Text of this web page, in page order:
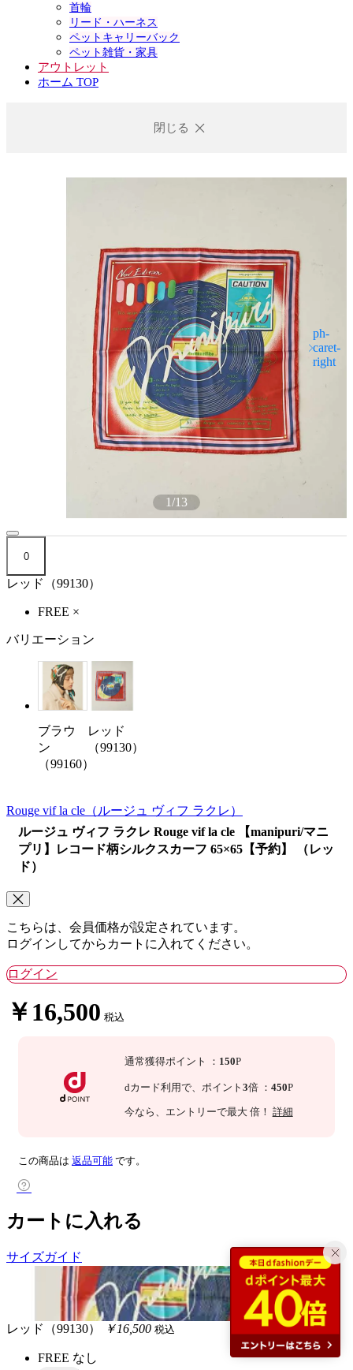
首輪
リード・ハーネス
ペットキャリーバック
ペット雑貨・家具
アウトレット
ホーム TOP
閉じる
1/13
0
レッド（99130）
FREE ×
バリエーション
ブラウ
ン
（99160）
レッド
（99130）
Rouge vif la cle （ルージュ ヴィフ ラクレ）
ルージュ ヴィフ ラクレ Rouge vif la cle 【manipuri/マニ
プリ】レコード柄シルクスカーフ 65×65【予約】 （レッ
ド）
こちらは、会員価格が設定されています。
ログインしてからカートに入れてください。
ログイン
￥16,500 税込
通常獲得ポイント ： 150P
dカード利用で、 ポイント 3倍 ： 450P
今なら 、エントリーで最大 倍！ 詳細
この商品は 返品可能 です。
カートに入れる
サイズガイド
レッド（99130） ￥16,500 税込
FREE なし